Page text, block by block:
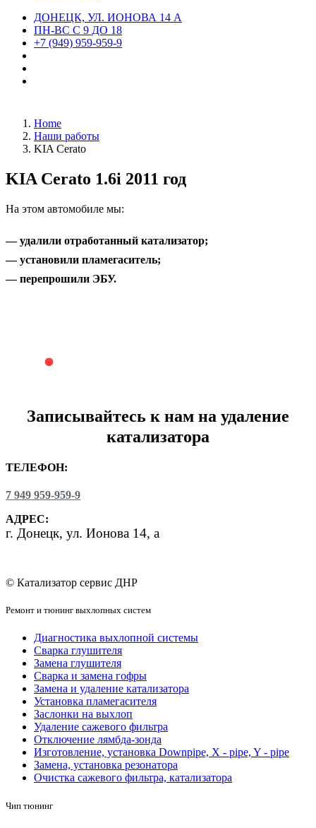
ДОНЕЦК, УЛ. ИОНОВА 14 А
ПН-ВС С 9 ДО 18
+7 (949) 959-959-9
Home
Наши работы
KIA Cerato
KIA Cerato 1.6i 2011 год
На этом автомобиле мы:
— удалили отработанный катализатор;
— установили пламегаситель;
— перепрошили ЭБУ.
Записывайтесь к нам на удаление
катализатора
ТЕЛЕФОН:
7 949 959-959-9
АДРЕС:
г. Донецк, ул. Ионова 14, а
© Катализатор сервис ДНР
Ремонт и тюнинг выхлопных систем
Диагностика выхлопной системы
Сварка глушителя
Замена глушителя
Сварка и замена гофры
Замена и удаление катализатора
Установка пламегасителя
Заслонки на выхлоп
Удаление сажевого фильтра
Отключение лямбда-зонда
Изготовление, установка Downpipe, X - pipe, Y - pipe
Замена, установка резонатора
Очистка сажевого фильтра, катализатора
Чип тюнинг